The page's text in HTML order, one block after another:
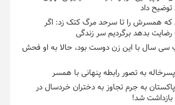
داد
که همسرش را تا سرحد مرگ کتک زد: اگر
بدهد برگردیم سر زندگی
سی سال با این زن دوست بود، حالا به او فحش
به تصور رابطه پنهانی با همسر
پاکستان به جرم تجاوز به دختران خردسال در
بازداشت شد!